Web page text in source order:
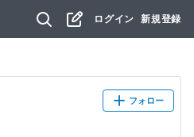
ログイン 新規登録
フォロー